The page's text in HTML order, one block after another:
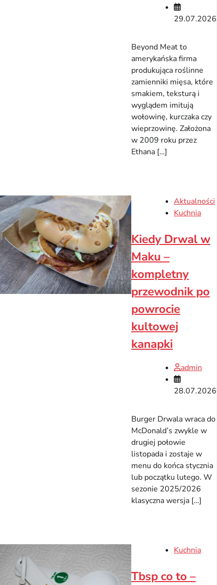
29.07.2026
Beyond Meat to
amerykańska firma
produkująca roślinne
zamienniki mięsa, które
smakiem, teksturą i
wyglądem imitują
wołowinę, kurczaka czy
wieprzowinę. Założona
w 2009 roku przez
Ethana […]
Aktualności
Kuchnia
Kiedy Drwal w
Maku –
kompletny
przewodnik po
powrocie
kultowej
kanapki
admin
28.07.2026
Burger Drwala wraca do
McDonald’s zwykle w
drugiej połowie
listopada i zostaje w
menu do końca stycznia
lub początku lutego. W
sezonie 2025/2026
klasyczna wersja […]
Kuchnia
Tbsp co to –